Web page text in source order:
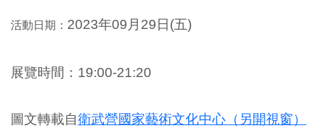
活動日期： 2023年09月29日(五)
展覽時間： 19:00-21:20
圖文轉載自衛武營國家藝術文化中心（另開視窗）